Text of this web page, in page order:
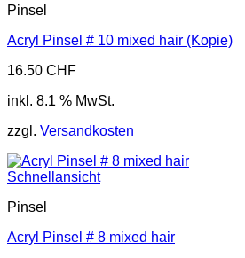
Pinsel
Acryl Pinsel # 10 mixed hair (Kopie)
16.50 CHF
inkl. 8.1 % MwSt.
zzgl. Versandkosten
Schnellansicht
Pinsel
Acryl Pinsel # 8 mixed hair